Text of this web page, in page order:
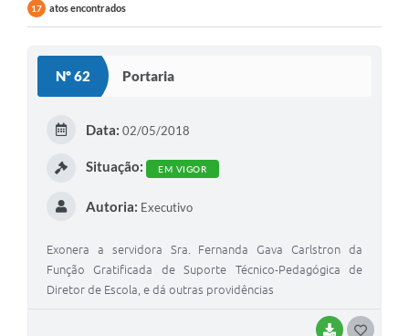
17 atos encontrados
Nº 62 Portaria
BAIXAR
Data: 02/05/2018
Situação: EM VIGOR
Autoria: Executivo
Exonera a servidora Sra. Fernanda Gava Carlstron da
Função Gratificada de Suporte Técnico-Pedagógica de
Diretor de Escola, e dá outras providências